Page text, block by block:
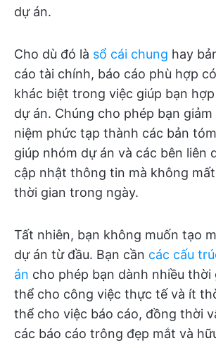
dự án.
Cho dù đó là sổ cái chung hay
cáo tài chính, báo cáo phù hợp
khác biệt trong việc giúp bạn
dự án. Chúng cho phép bạn
niệm phức tạp thành các bản
giúp nhóm dự án và các bên liên
cập nhật thông tin mà không
thời gian trong ngày.
Tất nhiên, bạn không muốn tạo
dự án từ đầu. Bạn cần các cấu
án cho phép bạn dành nhiều thời
thể cho công việc thực tế và ít
thể cho việc báo cáo, đồng thời
các báo cáo trông đẹp mắt và